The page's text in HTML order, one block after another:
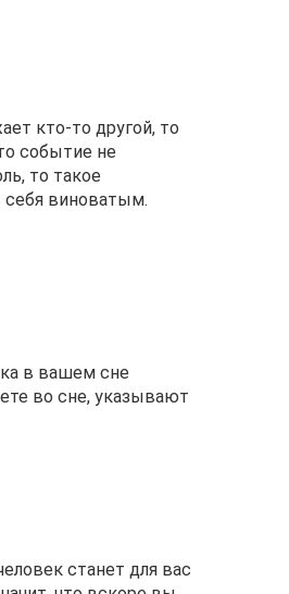
кто-то другой, то
событие не
то такое
себя виноватым.
в вашем сне
во сне, указывают
станет для вас